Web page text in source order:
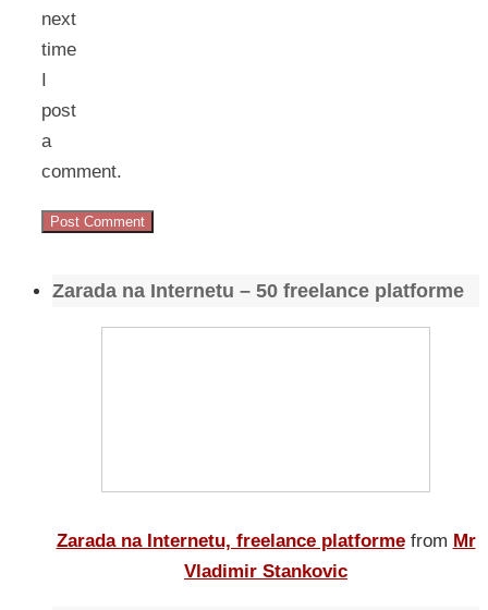
next
time
I
post
a
comment.
Zarada na Internetu – 50 freelance platforme
Zarada na Internetu, freelance platforme from Mr
Vladimir Stankovic